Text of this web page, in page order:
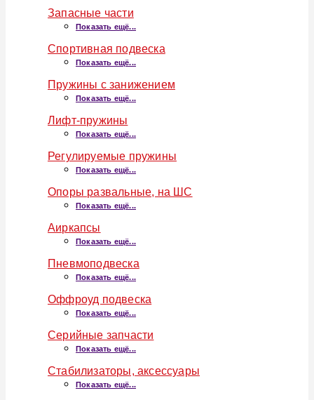
Запасные части
Показать ещё...
Спортивная подвеска
Показать ещё...
Пружины с занижением
Показать ещё...
Лифт-пружины
Показать ещё...
Регулируемые пружины
Показать ещё...
Опоры развальные, на ШС
Показать ещё...
Аиркапсы
Показать ещё...
Пневмоподвеска
Показать ещё...
Оффроуд подвеска
Показать ещё...
Серийные запчасти
Показать ещё...
Стабилизаторы, аксессуары
Показать ещё...